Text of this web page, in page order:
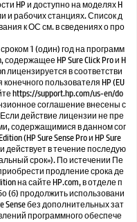
HP и доступно на моделях H
и рабочих станциях. Список д
к ОС см. в сведениях о про
1 (один) год на программ
HP Sure Click Pro и H
лицензируется в соответстви
пользователя HP (EU
https://support.hp.com/us-en/do
соглашение внесены с
действие лицензии не пре
содержащимися в данном сог
(HP Sure Sense Pro и HP Sure
действует в течение последую
срок»). По истечении Пе
продление срока де
на сайте HP.com, в отделе п
(б) продолжить использовани
Sense без дополнительных зат
программного обеспече